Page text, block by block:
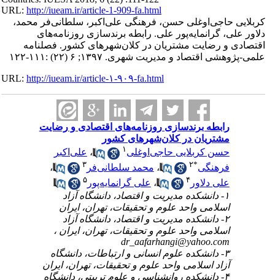
URL:http://iueam.ir/article-1-909-fa.html
کربلایی حاجی‌اوغلی حسن، فرهنگی علی‌اکبر، سلطانی‌فر محمد،
دلاور علی، گرانمایه‌پور علی. رابطه برندسازی روزنامه‌های
اقتصادی و رضایت مشتریان در کلان‌شهرهای کشور. فصلنامه
علمی-پژوهشی اقتصاد و مدیریت شهری. ۱۳۹۷; ۶ (۲۲) :۱۱۱-۱۲۲
URL:http://iueam.ir/article-۱-۹۰۹-fa.html
رابطه برندسازی روزنامه‌های اقتصادی و رضایت
مشتریان در کلان‌شهرهای کشور
حسن کربلایی حاجی‌اوغلی
،علی‌اکبر
فرهنگی
۲ ،محمد سلطانی‌فر۳
،
علی دلاور
،علی گرانمایه‌پور
۱- دانشکده مدیریت و اقتصاد، دانشگاه آزاد
اسلامی واحد علوم و تحقیقات، تهران، ایران
۲- دانشکده مدیریت و اقتصاد، دانشگاه آزاد
اسلامی واحد علوم و تحقیقات، تهران، ایران ،
dr_aafarhangi@yahoo.com
۳- دانشکده علوم انسانی و ارتباطات، دانشگاه
آزاد اسلامی واحد علوم و تحقیقات، تهران، ایران
۴- دانشکده روان‎شناسی و علوم تربیتی، دانشگاه